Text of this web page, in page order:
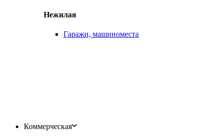
Нежилая
Гаражи, машиноместа
Коммерческая